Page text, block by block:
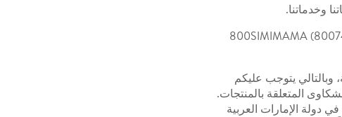
وخدماتنا.
ما عليكم سوى الاتصال بنا على الرقم في دولة الإمارات العربية المتحدة: (80074646262) 800SIMIMAMA
وبالتالي يتوجب عليكم
المتعلقة بالمنتجات.
دولة الإمارات العربية